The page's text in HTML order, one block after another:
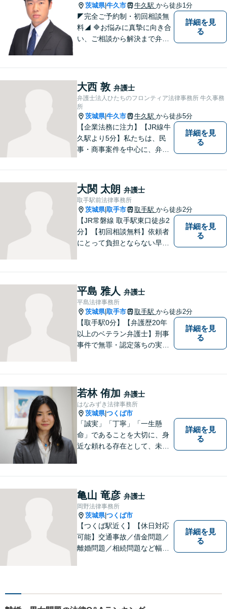
茨城県|牛久市 牛久駅 から徒歩1分
◤完全ご予約制・初回相談無
料◢ 🔷お悩みに真摯に向き合
い、ご相談から解決まで弁護
せるために安心の第一歩を踏
み出しましょう。お気軽にお
問い合わせください。
詳細を見
る
大西 敦 弁護士
弁護士法人ひたちのフロンティア法律事務所 牛久事務
所
茨城県|牛久市 牛久駅 から徒歩5分
【企業法務に注力】【JR線牛
久駅より5分】私たちは、民
事・商事案件を中心に、弁護
す。特に、企業法務について
は法律資料を迅速に用いた、
的確なアプローチで活動に取
り組んでおります。是非、お
気軽にご相談ください。
詳細を見
る
大関 太朗 弁護士
取手駅前法律事務所
茨城県|取手市 取手駅 から徒歩2分
【JR常磐線 取手駅東口徒歩2
分】【初回相談無料】依頼者
にとって負担とならない早期
はお電話でご予約を！その場
で相談日が決まります。
詳細を見
る
平島 雅人 弁護士
平島法律事務所
茨城県|取手市 取手駅 から徒歩2分
【取手駅0分】【弁護歴20年
以上のベテラン弁護士】刑事
事件で無罪・認定落ちの実績
たら、お気軽にご相談くださ
い！【毎日対応◎】
詳細を見
る
若林 侑加 弁護士
はなみずき法律事務所
茨城県|つくば市
「誠実」「丁寧」「一生懸
命」であることを大切に、身
近な頼れる存在として、未来
詳細を見
る
亀山 竜彦 弁護士
岡野法律事務所
茨城県|つくば市
【つくば駅近く】【休日対応
可能】交通事故／借金問題／
離婚問題／相続問題など幅広
実現するために精一杯努力い
詳細を見
る